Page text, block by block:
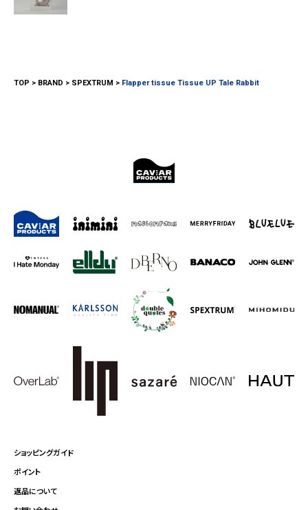
TOP BRAND SPEXTRUM Flapper tissue Tissue UP Tale Rabbit
ショッピングガイド
ポイント
返品について